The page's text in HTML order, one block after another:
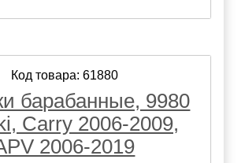
Код товара: 61880
барабанные, 9980
Carry 2006-2009,
2006-2019